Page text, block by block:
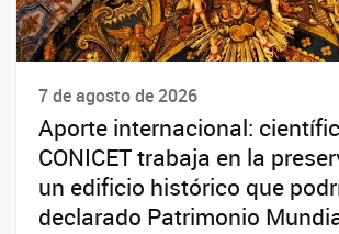
7 de agosto de 2026
Aporte internacional:
CONICET trabaja en la
un edificio histórico que
declarado Patrimonio